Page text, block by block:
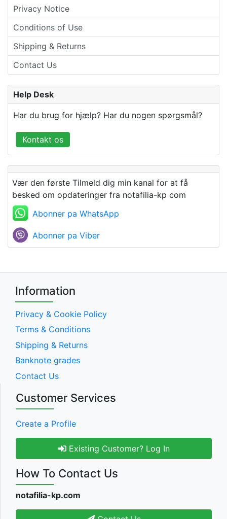
Privacy Notice
Conditions of Use
Shipping & Returns
Contact Us
Help Desk
Har du brug for hjælp? Har du nogen spørgsmål?
Kontakt os
Vær den første Tilmeld dig min kanal for at få
besked om opdateringer fra notafilia-kp com
Abonner pa WhatsApp
Abonner pa Viber
Information
Privacy & Cookie Policy
Terms & Conditions
Shipping & Returns
Banknote grades
Contact Us
Customer Services
Create a Profile
Existing Customer? Log In
How To Contact Us
notafilia-kp.com